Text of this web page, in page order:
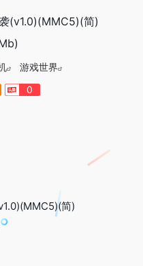
(v1.0)(MMC5)(简)
游戏世界
0
简)